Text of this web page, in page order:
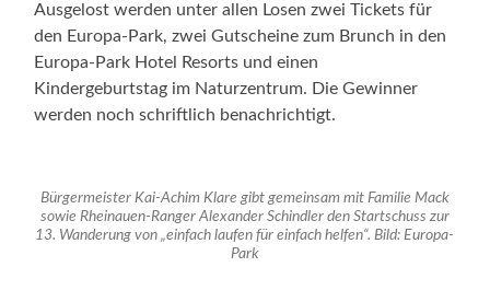
Ausgelost werden unter allen Losen zwei Tickets für
den Europa-Park, zwei Gutscheine zum Brunch in den
Europa-Park Hotel Resorts und einen
Kindergeburtstag im Naturzentrum. Die Gewinner
werden noch schriftlich benachrichtigt.
Bürgermeister Kai-Achim Klare gibt gemeinsam mit Familie Mack
sowie Rheinauen-Ranger Alexander Schindler den Startschuss zur
13. Wanderung von „einfach laufen für einfach helfen“. Bild: Europa-
Park